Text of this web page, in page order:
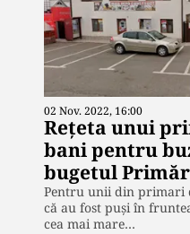
02 Nov. 2022, 16:00
Rețeta unui
bani pentru
bugetul
Pentru unii din primari
că au fost puși în
cea mai mare…